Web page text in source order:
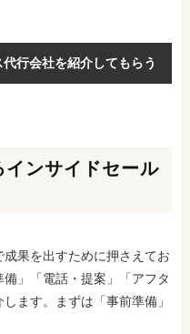
代行会社を紹介してもらう
インサイドセール
果を出すために押さえてお
」「電話・提案」「アフタ
ます。まずは「事前準備」